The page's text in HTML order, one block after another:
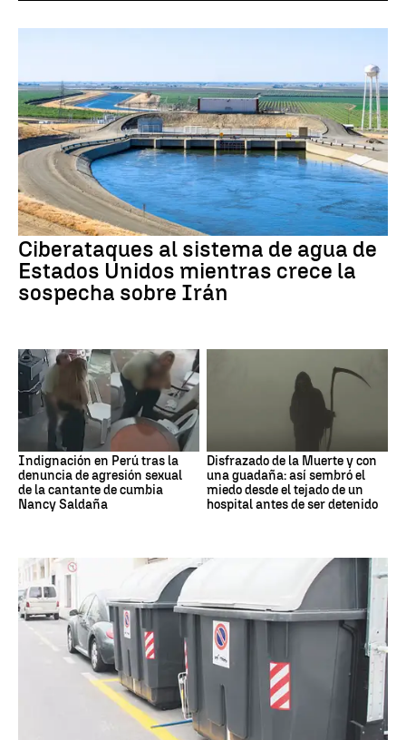
Ciberataques al sistema de agua de
Estados Unidos mientras crece la
sospecha sobre Irán
Indignación en Perú tras la
denuncia de agresión sexual
de la cantante de cumbia
Nancy Saldaña
Disfrazado de la Muerte y con
una guadaña: así sembró el
miedo desde el tejado de un
hospital antes de ser detenido